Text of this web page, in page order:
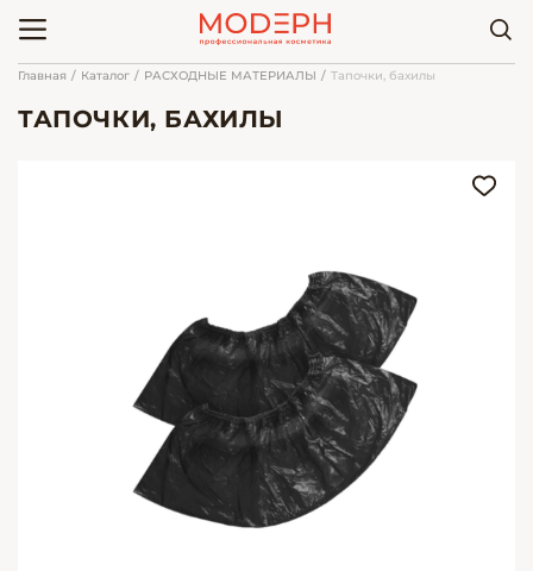
Главная Каталог РАСХОДНЫЕ МАТЕРИАЛЫ Тапочки, бахилы
ТАПОЧКИ, БАХИЛЫ